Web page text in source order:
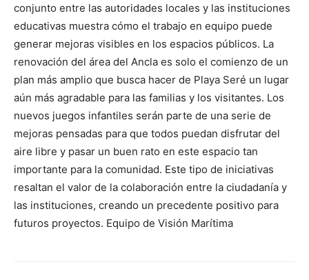
conjunto entre las autoridades locales y las instituciones
educativas muestra cómo el trabajo en equipo puede
generar mejoras visibles en los espacios públicos. La
renovación del área del Ancla es solo el comienzo de un
plan más amplio que busca hacer de Playa Seré un lugar
aún más agradable para las familias y los visitantes. Los
nuevos juegos infantiles serán parte de una serie de
mejoras pensadas para que todos puedan disfrutar del
aire libre y pasar un buen rato en este espacio tan
importante para la comunidad. Este tipo de iniciativas
resaltan el valor de la colaboración entre la ciudadanía y
las instituciones, creando un precedente positivo para
futuros proyectos. Equipo de Visión Marítima